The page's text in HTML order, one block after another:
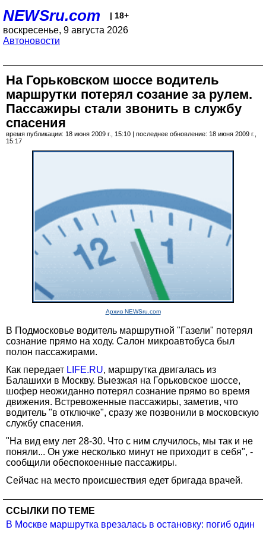
NEWSru.com | 18+
воскресенье, 9 августа 2026
Автоновости
На Горьковском шоссе водитель
маршрутки потерял созание за рулем.
Пассажиры стали звонить в службу
спасения
время публикации: 18 июня 2009 г., 15:10 | последнее обновление: 18 июня 2009 г.,
15:17
Архив NEWSru.com
В Подмосковье водитель маршрутной "Газели" потерял
сознание прямо на ходу. Салон микроавтобуса был
полон пассажирами.
Как передает LIFE.RU, маршрутка двигалась из
Балашихи в Москву. Выезжая на Горьковское шоссе,
шофер неожиданно потерял сознание прямо во время
движения. Встревоженные пассажиры, заметив, что
водитель "в отключке", сразу же позвонили в московскую
службу спасения.
"На вид ему лет 28-30. Что с ним случилось, мы так и не
поняли... Он уже несколько минут не приходит в себя", -
сообщили обеспокоенные пассажиры.
Сейчас на место происшествия едет бригада врачей.
ССЫЛКИ ПО ТЕМЕ
В Москве маршрутка врезалась в остановку: погиб один